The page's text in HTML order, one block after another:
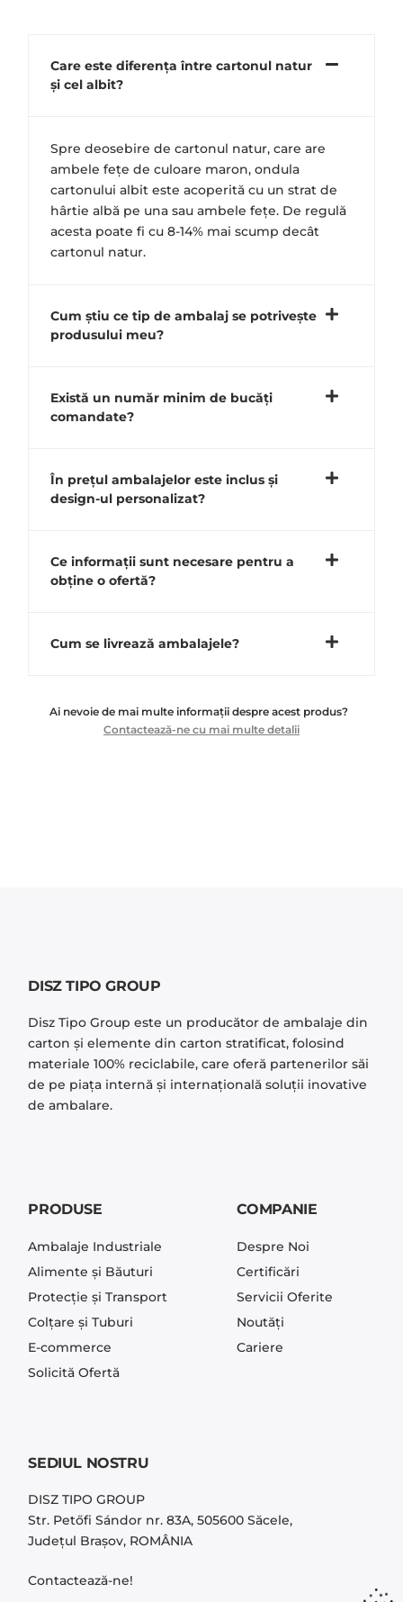
Care este diferența între cartonul natur
și cel albit?
Spre deosebire de cartonul natur, care are
ambele fețe de culoare maron, ondula
cartonului albit este acoperită cu un strat de
hârtie albă pe una sau ambele fețe. De regulă
acesta poate fi cu 8-14% mai scump decât
cartonul natur.
Cum știu ce tip de ambalaj se potrivește
produsului meu?
Există un număr minim de bucăți
comandate?
În prețul ambalajelor este inclus și
design-ul personalizat?
Ce informații sunt necesare pentru a
obține o ofertă?
Cum se livrează ambalajele?
Ai nevoie de mai multe informații despre acest produs?
Contactează-ne cu mai multe detalii
DISZ TIPO GROUP
Disz Tipo Group este un producător de ambalaje din
carton și elemente din carton stratificat, folosind
materiale 100% reciclabile, care oferă partenerilor săi
de pe piaţa internă şi internaţională soluţii inovative
de ambalare.
PRODUSE
Ambalaje Industriale
Alimente și Băuturi
Protecție și Transport
Colțare și Tuburi
E-commerce
Solicită Ofertă
COMPANIE
Despre Noi
Certificări
Servicii Oferite
Noutăți
Cariere
SEDIUL NOSTRU
DISZ TIPO GROUP
Str. Petőfi Sándor nr. 83A, 505600 Săcele,
Județul Brașov, ROMÂNIA
Contactează-ne!